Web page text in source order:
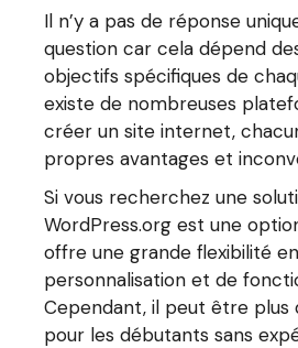
Il n’y a pas de réponse
question car cela dépend
objectifs spécifiques de
existe de nombreuses
créer un site internet,
propres avantages et
Si vous recherchez une
WordPress.org est une
offre une grande flexibilité
personnalisation et de
Cependant, il peut être plus
pour les débutants sans